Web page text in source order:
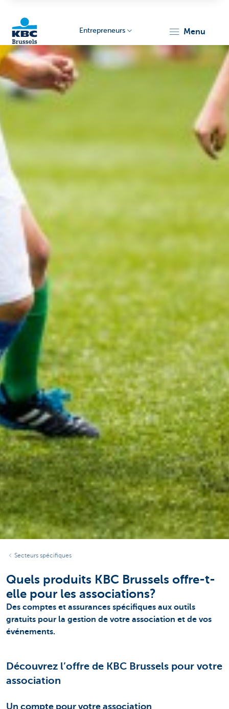
KBC
Entrepreneurs menu
Secteurs spécifiques
Quels produits KBC Brussels offre-t-
elle pour les associations?
Des comptes et assurances spécifiques aux outils
gratuits pour la gestion de votre association et de vos
événements.
Découvrez l’offre de KBC Brussels pour votre
association
Un compte pour votre association